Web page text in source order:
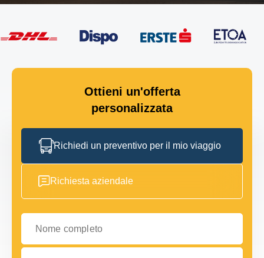
Ottieni un'offerta
personalizzata
Richiedi un preventivo per il mio viaggio
Richiesta aziendale
Nome completo
La tua email